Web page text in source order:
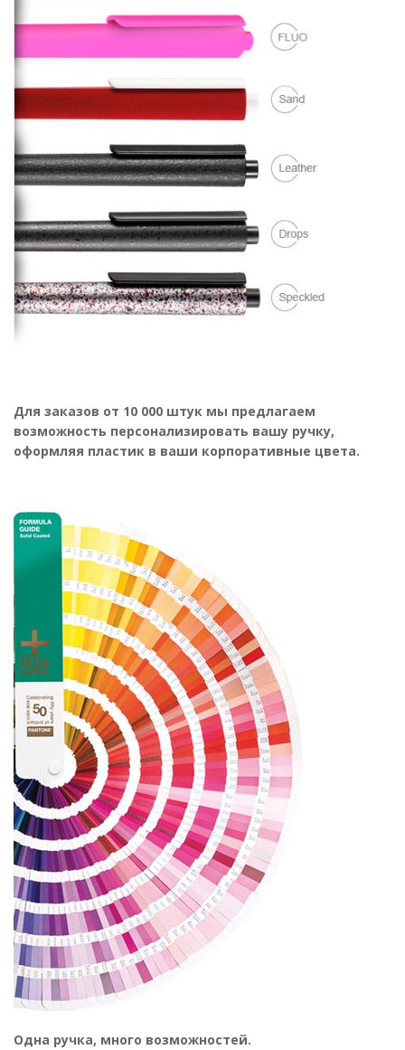
Для заказов от 10 000 штук мы предлагаем
возможность персонализировать вашу ручку,
оформляя пластик в ваши корпоративные цвета.
Одна ручка, много возможностей.